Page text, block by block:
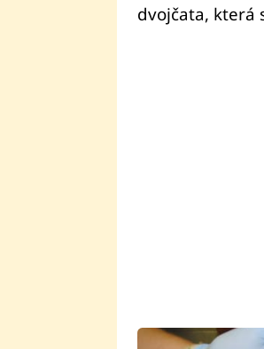
dvojčata, která